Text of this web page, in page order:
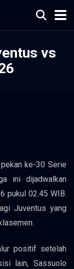
vs
ke-30 Serie
ini dijadwalkan
pukul 02.45 WIB.
Juventus yang
positif setelah
lain, Sassuolo